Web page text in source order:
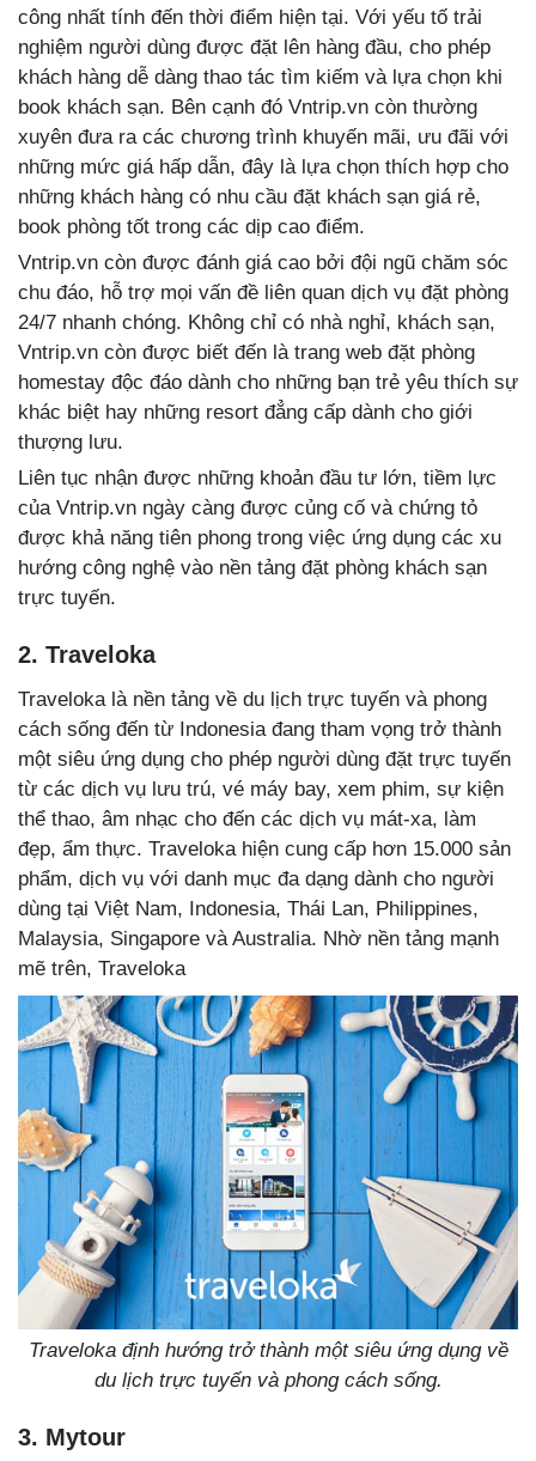
công nhất tính đến thời điểm hiện tại. Với yếu tố trải
nghiệm người dùng được đặt lên hàng đầu, cho phép
khách hàng dễ dàng thao tác tìm kiếm và lựa chọn khi
book khách sạn. Bên cạnh đó Vntrip.vn còn thường
xuyên đưa ra các chương trình khuyến mãi, ưu đãi với
những mức giá hấp dẫn, đây là lựa chọn thích hợp cho
những khách hàng có nhu cầu đặt khách sạn giá rẻ,
book phòng tốt trong các dịp cao điểm.
Vntrip.vn còn được đánh giá cao bởi đội ngũ chăm sóc
chu đáo, hỗ trợ mọi vấn đề liên quan dịch vụ đặt phòng
24/7 nhanh chóng. Không chỉ có nhà nghỉ, khách sạn,
Vntrip.vn còn được biết đến là trang web đặt phòng
homestay độc đáo dành cho những bạn trẻ yêu thích sự
khác biệt hay những resort đẳng cấp dành cho giới
thượng lưu.
Liên tục nhận được những khoản đầu tư lớn, tiềm lực
của Vntrip.vn ngày càng được củng cố và chứng tỏ
được khả năng tiên phong trong việc ứng dụng các xu
hướng công nghệ vào nền tảng đặt phòng khách sạn
trực tuyến.
2. Traveloka
Traveloka là nền tảng về du lịch trực tuyến và phong
cách sống đến từ Indonesia đang tham vọng trở thành
một siêu ứng dụng cho phép người dùng đặt trực tuyến
từ các dịch vụ lưu trú, vé máy bay, xem phim, sự kiện
thể thao, âm nhạc cho đến các dịch vụ mát-xa, làm
đẹp, ẩm thực. Traveloka hiện cung cấp hơn 15.000 sản
phẩm, dịch vụ với danh mục đa dạng dành cho người
dùng tại Việt Nam, Indonesia, Thái Lan, Philippines,
Malaysia, Singapore và Australia. Nhờ nền tảng mạnh
mẽ trên, Traveloka
Traveloka định hướng trở thành một siêu ứng dụng về
du lịch trực tuyến và phong cách sống.
3. Mytour